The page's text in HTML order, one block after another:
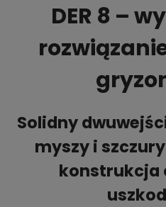
DER 8 –
Solidny
myszy i
konstrukcja